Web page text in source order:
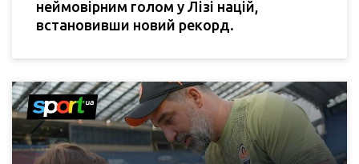
неймовірним голом у Лізі націй,
встановивши новий рекорд.